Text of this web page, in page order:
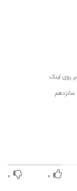
روی لینک
۰ ۰